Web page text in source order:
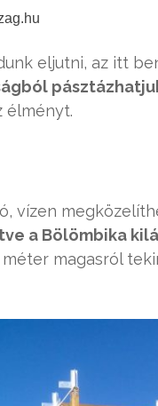
eljutni, az itt
élményt.
vízen
a Bölömbika
magasról